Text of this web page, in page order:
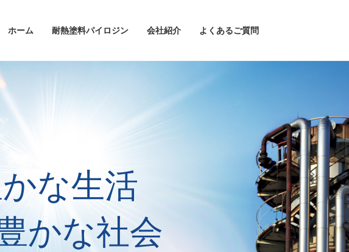
ホーム 耐熱塗料パイロジン 会社紹介 よくあるご質問
な生活
かな社会